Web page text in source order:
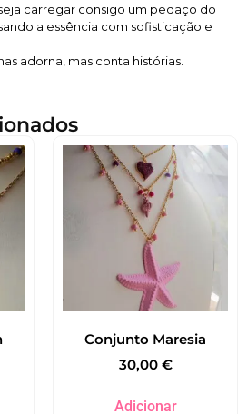
carregar consigo um pedaço do
a essência com sofisticação e
adorna, mas conta histórias.
Conjunto Maresia
30,00 €
Adicionar